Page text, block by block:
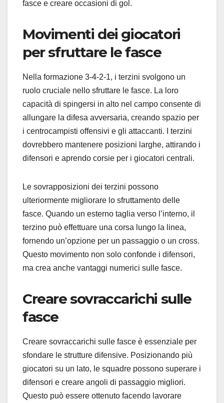
fasce e creare occasioni di gol.
Movimenti dei giocatori
per sfruttare le fasce
Nella formazione 3-4-2-1, i terzini svolgono un
ruolo cruciale nello sfruttare le fasce. La loro
capacità di spingersi in alto nel campo consente di
allungare la difesa avversaria, creando spazio per
i centrocampisti offensivi e gli attaccanti. I terzini
dovrebbero mantenere posizioni larghe, attirando i
difensori e aprendo corsie per i giocatori centrali.
Le sovrapposizioni dei terzini possono
ulteriormente migliorare lo sfruttamento delle
fasce. Quando un esterno taglia verso l’interno, il
terzino può effettuare una corsa lungo la linea,
fornendo un’opzione per un passaggio o un cross.
Questo movimento non solo confonde i difensori,
ma crea anche vantaggi numerici sulle fasce.
Creare sovraccarichi sulle
fasce
Creare sovraccarichi sulle fasce è essenziale per
sfondare le strutture difensive. Posizionando più
giocatori su un lato, le squadre possono superare i
difensori e creare angoli di passaggio migliori.
Questo può essere ottenuto facendo lavorare